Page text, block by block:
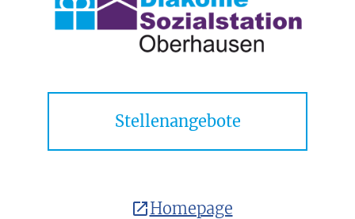
Stellenangebote
Homepage